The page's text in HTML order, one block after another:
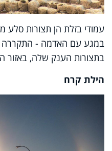
עמודי בזלת הן תצורות סלע
במגע עם האדמה - התקררה
בתצורות הענק שלה, באזור
הילת קרח